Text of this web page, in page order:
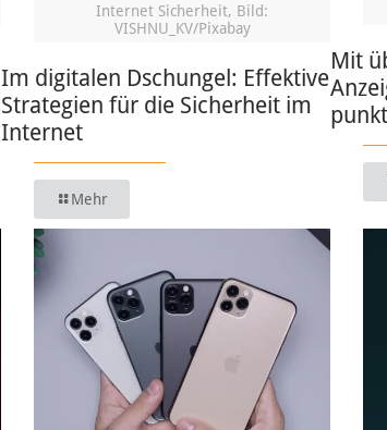
Internet Sicherheit, Bild:
VISHNU_KV/Pixabay
Im digitalen Dschungel: Effektive
Strategien für die Sicherheit im
Internet
Mehr
Mit